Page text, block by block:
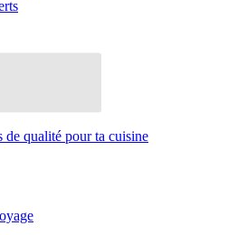
de qualité pour ta cuisine